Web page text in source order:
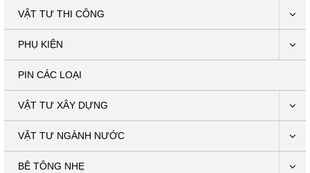
VẬT TƯ THI CÔNG
PHỤ KIỆN
PIN CÁC LOẠI
VẬT TƯ XÂY DỰNG
VẬT TƯ NGÀNH NƯỚC
BÊ TÔNG NHẸ